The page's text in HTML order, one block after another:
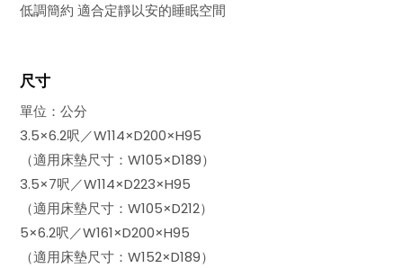
低調簡約 適合定靜以安的睡眠空間
尺寸
單位：公分
3.5×6.2呎／W114×D200×H95
（適用床墊尺寸：W105×D189）
3.5×7呎／W114×D223×H95
（適用床墊尺寸：W105×D212）
5×6.2呎／W161×D200×H95
（適用床墊尺寸：W152×D189）